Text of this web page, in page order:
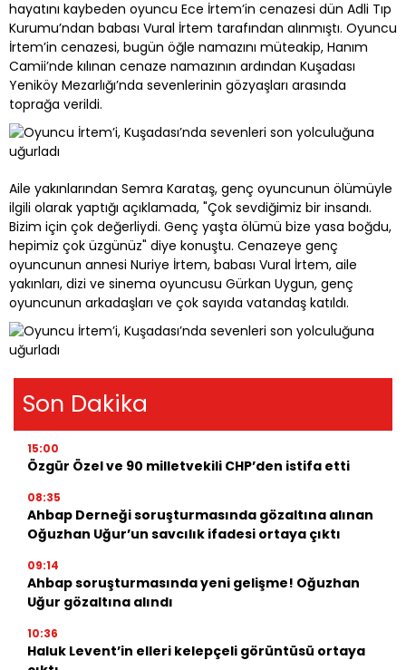
hayatını kaybeden oyuncu Ece İrtem’in cenazesi dün Adli Tıp
Kurumu’ndan babası Vural İrtem tarafından alınmıştı. Oyuncu
İrtem’in cenazesi, bugün öğle namazını müteakip, Hanım
Camii’nde kılınan cenaze namazının ardından Kuşadası
Yeniköy Mezarlığı’nda sevenlerinin gözyaşları arasında
toprağa verildi.
Aile yakınlarından Semra Karataş, genç oyuncunun ölümüyle
ilgili olarak yaptığı açıklamada, "Çok sevdiğimiz bir insandı.
Bizim için çok değerliydi. Genç yaşta ölümü bize yasa boğdu,
hepimiz çok üzgünüz" diye konuştu. Cenazeye genç
oyuncunun annesi Nuriye İrtem, babası Vural İrtem, aile
yakınları, dizi ve sinema oyuncusu Gürkan Uygun, genç
oyuncunun arkadaşları ve çok sayıda vatandaş katıldı.
Son Dakika
15:00
Özgür Özel ve 90 milletvekili CHP’den istifa etti
08:35
Ahbap Derneği soruşturmasında gözaltına alınan
Oğuzhan Uğur’un savcılık ifadesi ortaya çıktı
09:14
Ahbap soruşturmasında yeni gelişme! Oğuzhan
Uğur gözaltına alındı
10:36
Haluk Levent’in elleri kelepçeli görüntüsü ortaya